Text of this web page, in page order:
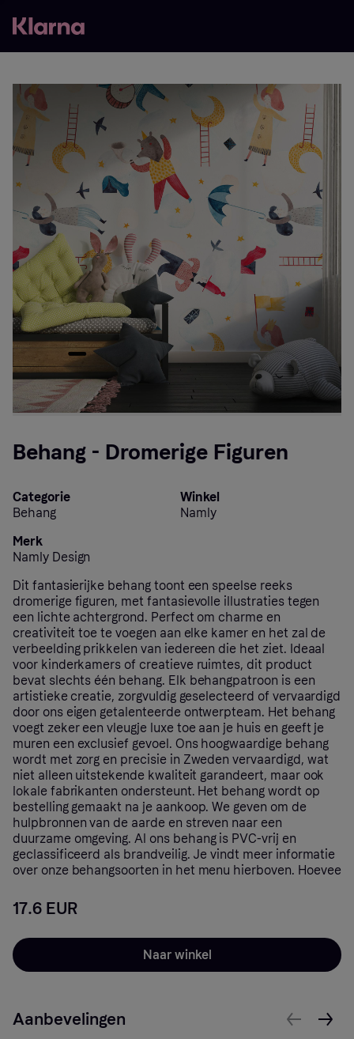
Behang - Dromerige Figuren
Categorie
Behang
Winkel
Namly
Merk
Namly Design
Dit fantasierijke behang toont een speelse reeks
dromerige figuren, met fantasievolle illustraties tegen
een lichte achtergrond. Perfect om charme en
creativiteit toe te voegen aan elke kamer en het zal de
verbeelding prikkelen van iedereen die het ziet. Ideaal
voor kinderkamers of creatieve ruimtes, dit product
bevat slechts één behang. Elk behangpatroon is een
artistieke creatie, zorgvuldig geselecteerd of vervaardigd
door ons eigen getalenteerde ontwerpteam. Het behang
voegt zeker een vleugje luxe toe aan je huis en geeft je
muren een exclusief gevoel. Ons hoogwaardige behang
wordt met zorg en precisie in Zweden vervaardigd, wat
niet alleen uitstekende kwaliteit garandeert, maar ook
lokale fabrikanten ondersteunt. Het behang wordt op
bestelling gemaakt na je aankoop. We geven om de
hulpbronnen van de aarde en streven naar een
duurzame omgeving. Al ons behang is PVC-vrij en
geclassificeerd als brandveilig. Je vindt meer informatie
over onze behangsoorten in het menu hierboven. Hoevee
17.6 EUR
Naar winkel
Aanbevelingen